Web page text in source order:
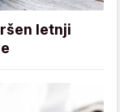
letnji